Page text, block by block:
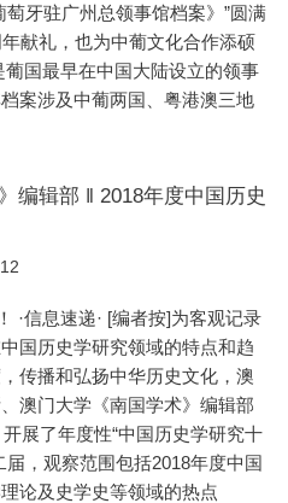
牙驻广州总领事馆档案》”圆满
献礼，也为中葡文化合作添硕
国最早在中国大陆设立的领事
案涉及中葡两国、粤港澳三地
编辑部 ‖ 2018年度中国历史
·信息速递· [编者按]为客观记录
国历史学研究领域的特点和趋
传播和弘扬中华历史文化，澳
澳门大学《南国学术》编辑部
展了年度性“中国历史学研究十
，观察范围包括2018年度中国
论及史学史等领域的热点